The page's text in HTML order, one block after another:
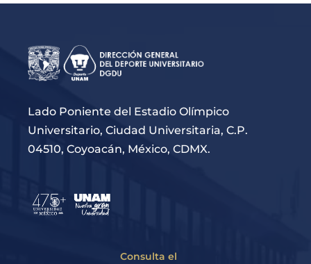
Lado Poniente del Estadio Olímpico
Universitario, Ciudad Universitaria, C.P.
04510, Coyoacán, México, CDMX.
Consulta el